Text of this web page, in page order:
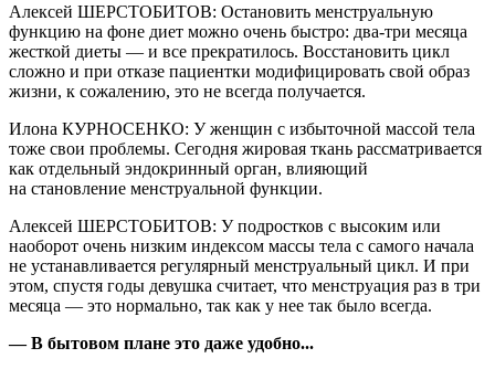
Алексей ШЕРСТОБИТОВ: Остановить менструальную
функцию на фоне диет можно очень быстро: два-три месяца
жесткой диеты — и все прекратилось. Восстановить цикл
сложно и при отказе пациентки модифицировать свой образ
жизни, к сожалению, это не всегда получается.
Илона КУРНОСЕНКО: У женщин с избыточной массой тела
тоже свои проблемы. Сегодня жировая ткань рассматривается
как отдельный эндокринный орган, влияющий
на становление менструальной функции.
Алексей ШЕРСТОБИТОВ: У подростков с высоким или
наоборот очень низким индексом массы тела с самого начала
не устанавливается регулярный менструальный цикл. И при
этом, спустя годы девушка считает, что менструация раз в три
месяца — это нормально, так как у нее так было всегда.
— В бытовом плане это даже удобно...